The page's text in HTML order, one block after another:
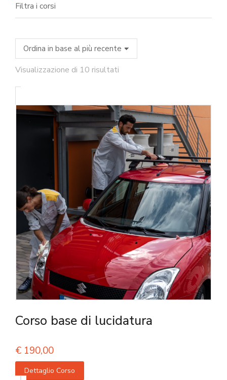
Filtra i corsi
Visualizzazione di 10 risultati
Corso base di lucidatura
€ 190,00
Dettaglio Corso